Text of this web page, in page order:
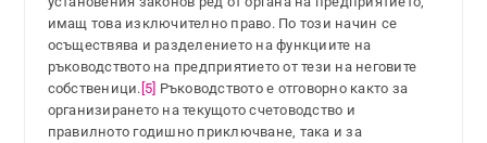
имащ това изключително право. По този начин се
осъществява и разделението на функциите на
ръководството на предприятието от тези на неговите
собственици. [5] Ръководството е отговорно както за
организирането на текущото счетоводство и
правилното годишно приключване, така и за